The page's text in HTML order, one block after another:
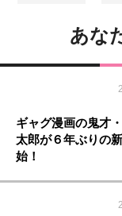
あな
ギャグ漫画の鬼才
太郎が６年ぶりの
始！